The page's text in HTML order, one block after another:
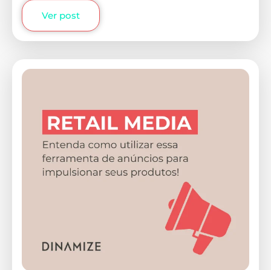
Ver post